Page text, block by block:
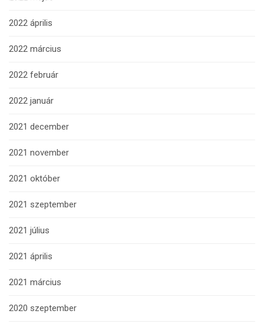
2022 április
2022 március
2022 február
2022 január
2021 december
2021 november
2021 október
2021 szeptember
2021 július
2021 április
2021 március
2020 szeptember